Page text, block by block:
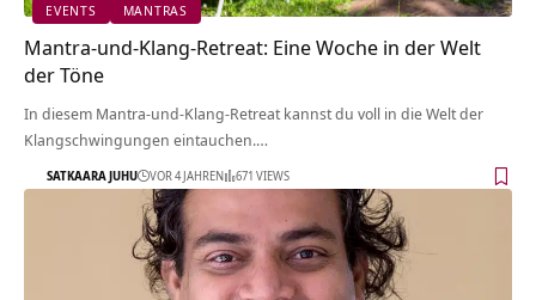
EVENTS MANTRAS
Mantra-und-Klang-Retreat: Eine Woche in der Welt
der Töne
In diesem Mantra-und-Klang-Retreat kannst du voll in die Welt der
Klangschwingungen eintauchen.…
SATKAARA JUHU VOR 4 JAHREN 671 VIEWS